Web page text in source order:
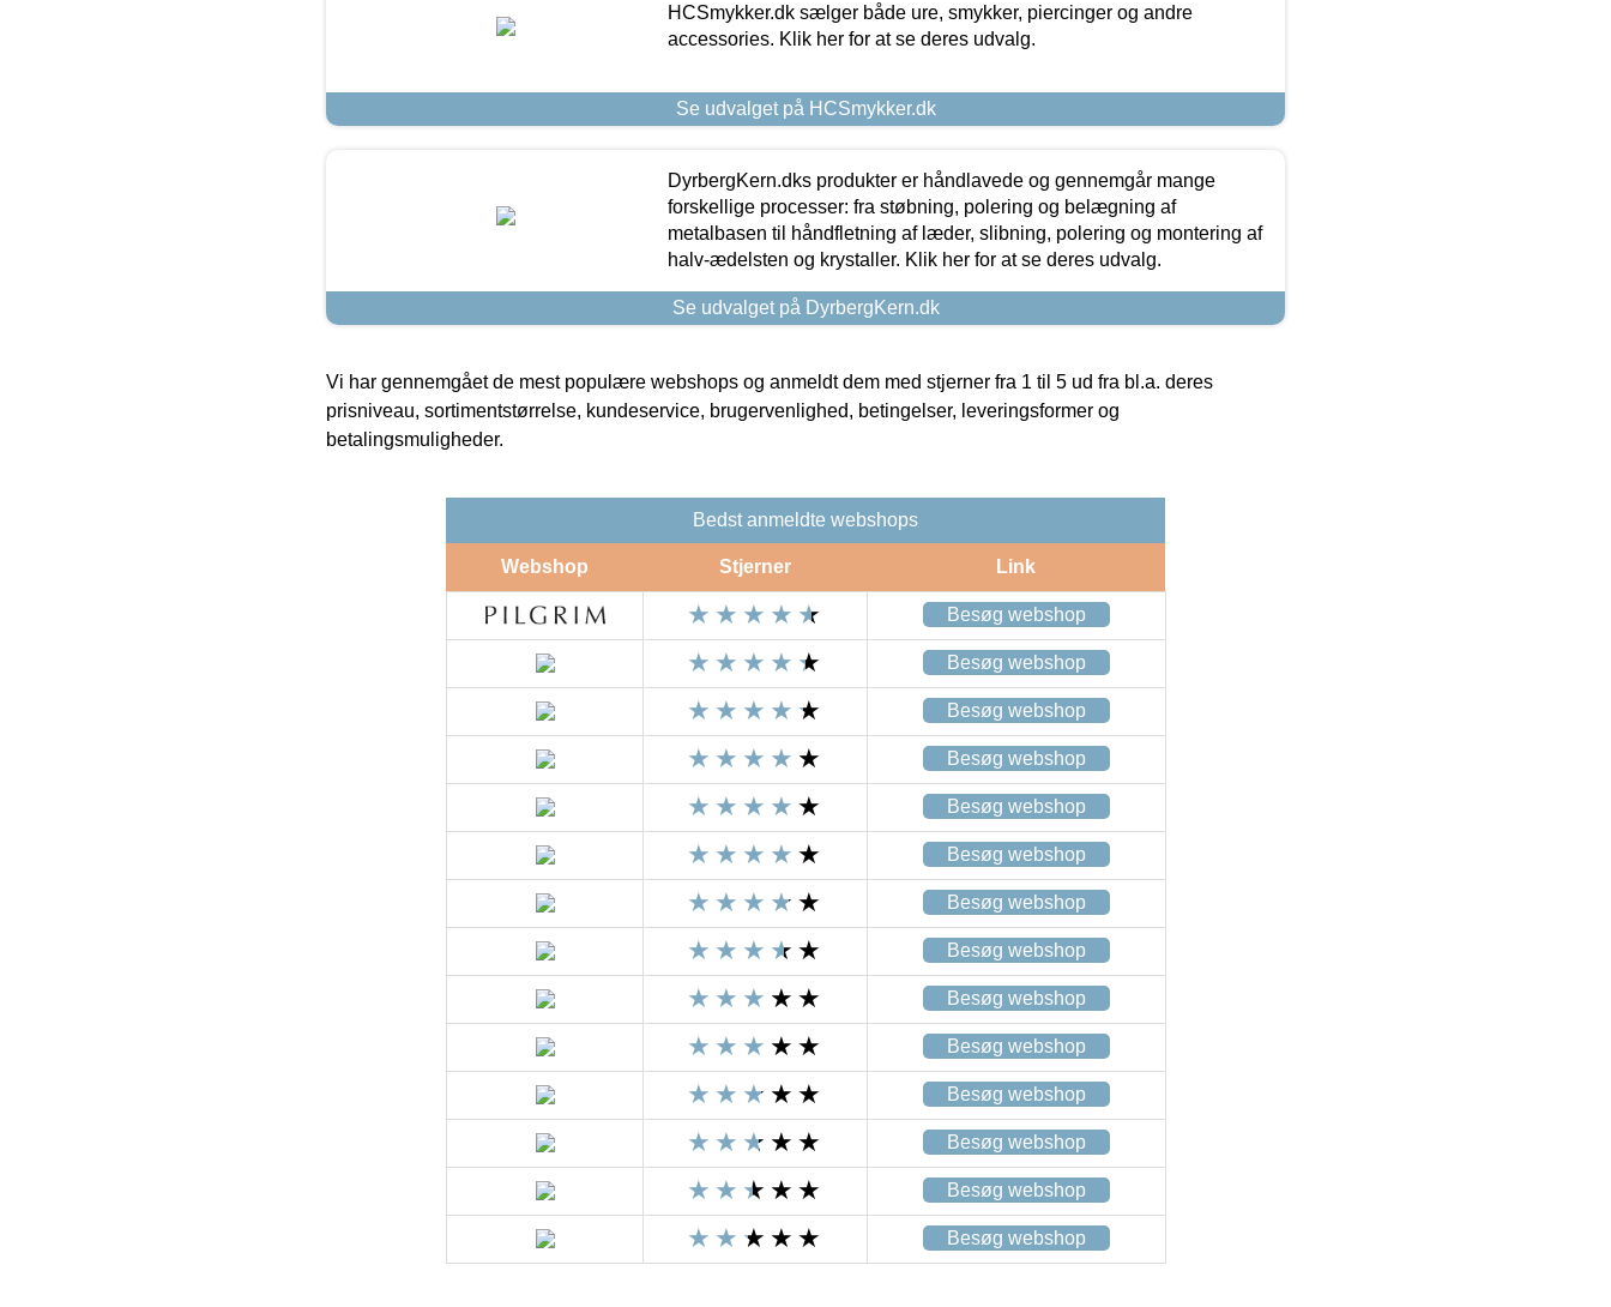
HCSmykker.dk sælger både ure, smykker, piercinger og andre
accessories. Klik her for at se deres udvalg.
Se udvalget på HCSmykker.dk
DyrbergKern.dks produkter er håndlavede og gennemgår mange
forskellige processer: fra støbning, polering og belægning af
metalbasen til håndfletning af læder, slibning, polering og montering af
halv-ædelsten og krystaller. Klik her for at se deres udvalg.
Se udvalget på DyrbergKern.dk
Vi har gennemgået de mest populære webshops og anmeldt dem med stjerner fra 1 til 5 ud fra bl.a. deres
prisniveau, sortimentstørrelse, kundeservice, brugervenlighed, betingelser, leveringsformer og
betalingsmuligheder.
Bedst anmeldte webshops
Webshop Stjerner Link
Besøg webshop
Besøg webshop
Besøg webshop
Besøg webshop
Besøg webshop
Besøg webshop
Besøg webshop
Besøg webshop
Besøg webshop
Besøg webshop
Besøg webshop
Besøg webshop
Besøg webshop
Besøg webshop